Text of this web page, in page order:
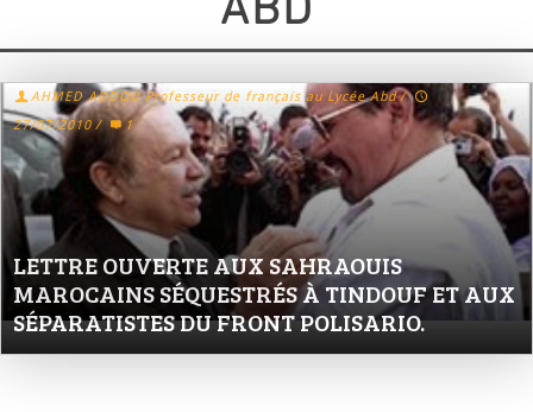
LETTRE OUVERTE AUX SAHRAOUIS
MAROCAINS SÉQUESTRÉS À TINDOUF ET AUX
SÉPARATISTES DU FRONT POLISARIO.
AHMED ADDOU Professeur de français au Lycée Abd /
27/07/2010 / 1